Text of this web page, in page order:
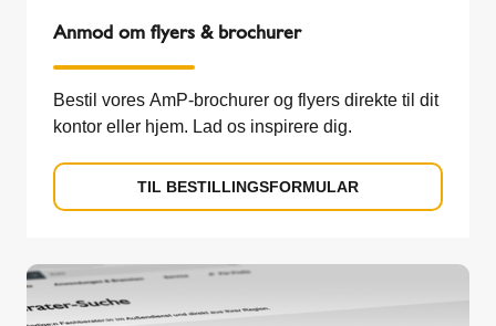
Anmod om flyers & brochurer
Bestil vores AmP-brochurer og flyers direkte til dit
kontor eller hjem. Lad os inspirere dig.
TIL BESTILLINGSFORMULAR